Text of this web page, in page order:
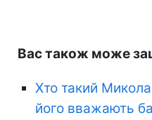
Вас також може
Хто такий
його вважають